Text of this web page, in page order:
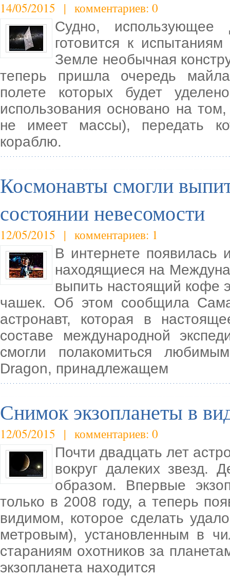
14/05/2015 | комментариев: 0
Судно, использующее
готовится к
Земле необычная
теперь пришла очередь
полете которых будет
использования основано на
не имеет массы), передать
кораблю.
Космонавты смогли
состоянии невесомости
12/05/2015 | комментариев: 1
В интернете появилась
находящиеся на
выпить настоящий кофе
чашек. Об этом сообщила
астронавт, которая в
составе международной
смогли полакомиться
Dragon, принадлежащем
Снимок экзопланеты в
12/05/2015 | комментариев: 0
Почти двадцать лет
вокруг далеких звезд.
образом. Впервые
только в 2008 году, а теперь
видимом, которое сделать
метровым), установленным в
стараниям охотников за
экзопланета находится